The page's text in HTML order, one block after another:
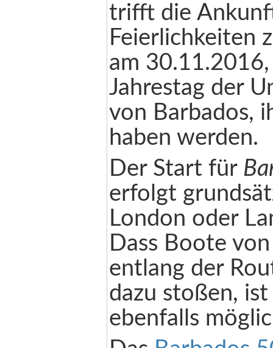
trifft die
Feierlichkeiten
am
Jahrestag der
von Barbados,
haben werden.
Der Start für
erfolgt
London oder
Dass Boote
entlang der
dazu stoßen,
ebenfalls